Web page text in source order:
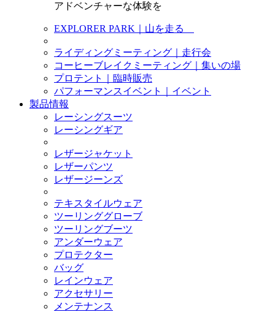
アドベンチャーな体験を
EXPLORER PARK｜山を走る
ライディングミーティング｜走行会
コーヒーブレイクミーティング｜集いの場
プロテント｜臨時販売
パフォーマンスイベント｜イベント
製品情報
レーシングスーツ
レーシングギア
レザージャケット
レザーパンツ
レザージーンズ
テキスタイルウェア
ツーリンググローブ
ツーリングブーツ
アンダーウェア
プロテクター
バッグ
レインウェア
アクセサリー
メンテナンス